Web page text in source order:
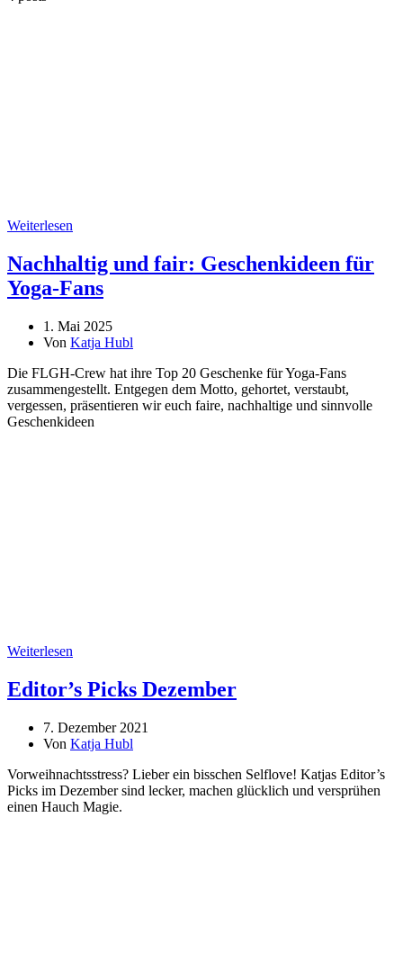
Weiterlesen
Nachhaltig und fair: Geschenkideen für
Yoga-Fans
1. Mai 2025
Von Katja Hubl
Die FLGH-Crew hat ihre Top 20 Geschenke für Yoga-Fans
zusammengestellt. Entgegen dem Motto, gehortet, verstaubt,
vergessen, präsentieren wir euch faire, nachhaltige und sinnvolle
Geschenkideen
Weiterlesen
Editor’s Picks Dezember
7. Dezember 2021
Von Katja Hubl
Vorweihnachtsstress? Lieber ein bisschen Selflove! Katjas Editor’s
Picks im Dezember sind lecker, machen glücklich und versprühen
einen Hauch Magie.